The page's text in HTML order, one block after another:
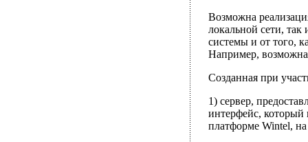
Возможна
локальной сети,
системы и от того,
Например, возможна
Созданная при
1) сервер,
интерфейс,
платформе Wintel,